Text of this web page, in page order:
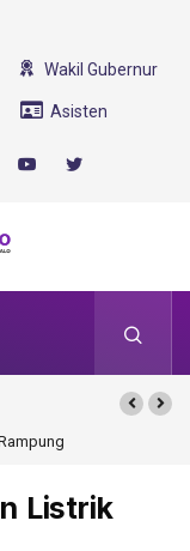
Wakil Gubernur
Asisten
Listrik